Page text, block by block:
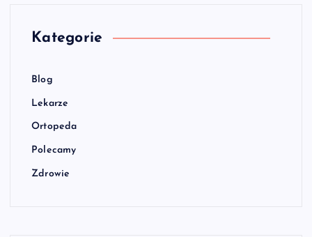
Kategorie
Blog
Lekarze
Ortopeda
Polecamy
Zdrowie